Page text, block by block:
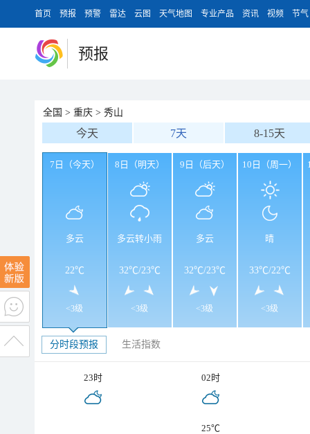
首页 预报 预警 雷达 云图 天气地图 专业产品 资讯 视频 节气
预报
全国 > 重庆 > 秀山
今天 7天 8-15天
7日（今天）
多云
22℃
<3级
8日（明天）
多云转小雨
32℃/23℃
<3级
9日（后天）
多云
32℃/23℃
<3级
10日（周一）
晴
33℃/22℃
<3级
分时段预报 生活指数
23时 02时
25℃